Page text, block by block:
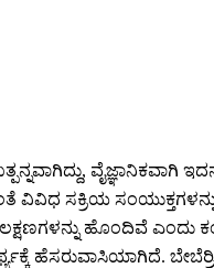
ವಿವಿಧ ಸಕ್ರಿಯ
ಹೊಂದಿವೆ ಎಂದು
ಹೆಸರುವಾಸಿಯಾಗಿದೆ.